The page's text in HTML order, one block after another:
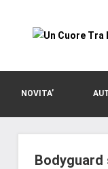
contenuto
NOVITA’